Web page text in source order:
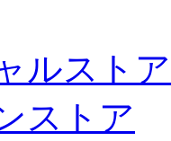
ルスト
ストア